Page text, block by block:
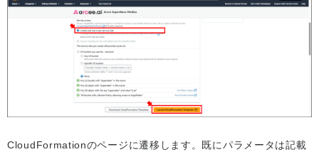
CloudFormationのページに遷移します。既にパラメータは記載